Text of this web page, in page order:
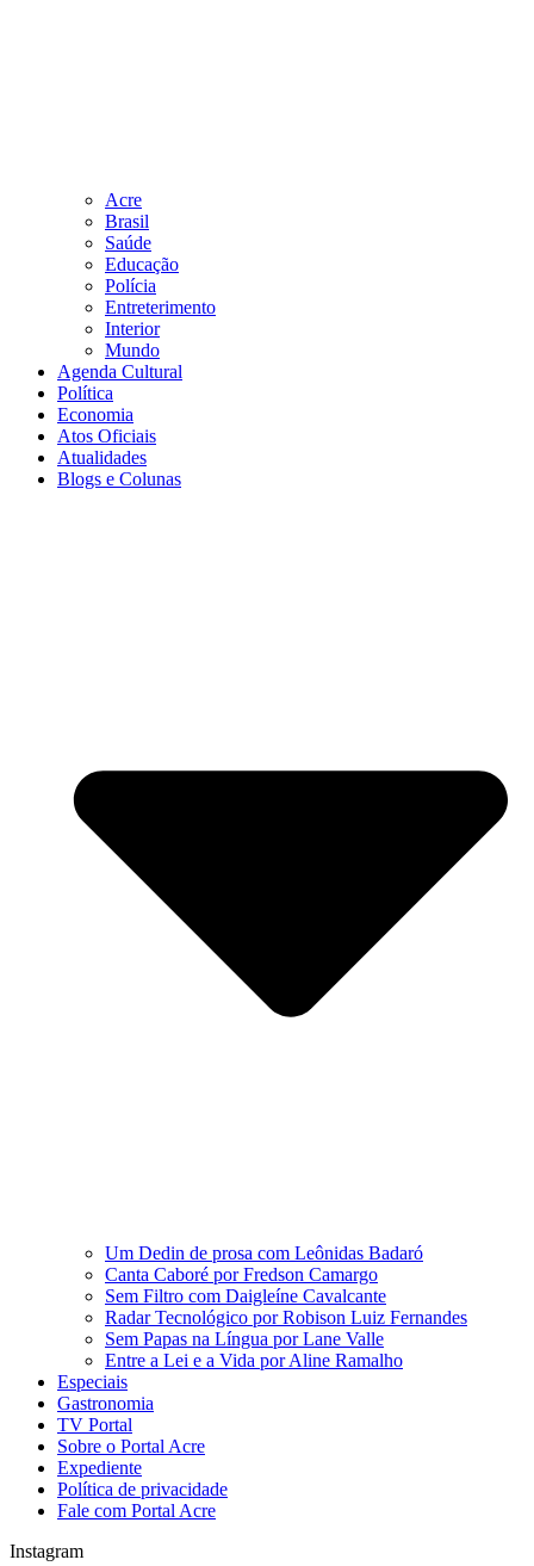
Acre
Brasil
Saúde
Educação
Polícia
Entreterimento
Interior
Mundo
Agenda Cultural
Política
Economia
Atos Oficiais
Atualidades
Blogs e Colunas
Um Dedin de prosa com Leônidas Badaró
Canta Caboré por Fredson Camargo
Sem Filtro com Daigleíne Cavalcante
Radar Tecnológico por Robison Luiz Fernandes
Sem Papas na Língua por Lane Valle
Entre a Lei e a Vida por Aline Ramalho
Especiais
Gastronomia
TV Portal
Sobre o Portal Acre
Expediente
Política de privacidade
Fale com Portal Acre
Instagram